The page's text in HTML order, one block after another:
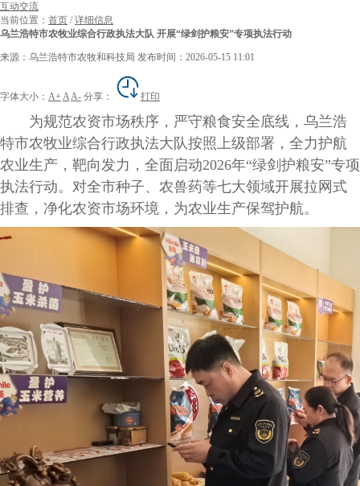
互动交流
当前位置： 首页 /详细信息
乌兰浩特市农牧业综合行政执法大队 开展“绿剑护粮安”专项执法行动
来源：乌兰浩特市农牧和科技局 发布时间：2026-05-15 11:01
字体大小： A+ AA- 分享： 打印
为规范农资市场秩序，严守粮食安全底线，乌兰浩
特市农牧业综合行政执法大队按照上级部署，全力护航
农业生产，靶向发力，全面启动2026年“绿剑护粮安”专项
执法行动。对全市种子、农兽药等七大领域开展拉网式
排查，净化农资市场环境，为农业生产保驾护航。